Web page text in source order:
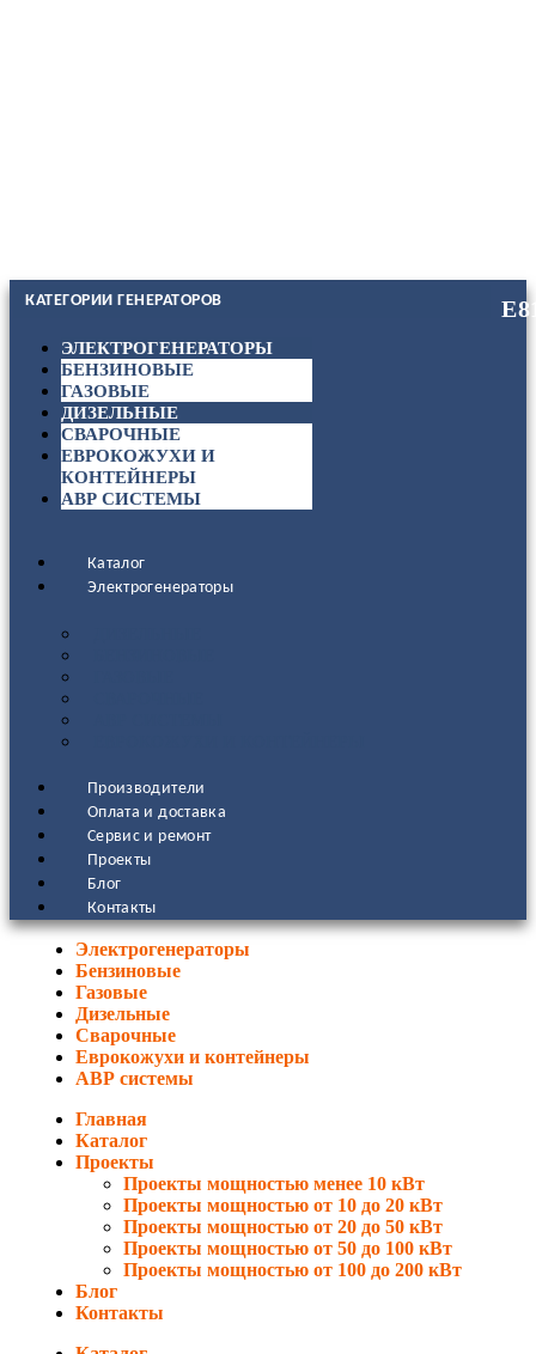
КАТЕГОРИИ ГЕНЕРАТОРОВ
ЭЛЕКТРОГЕНЕРАТОРЫ
БЕНЗИНОВЫЕ
ГАЗОВЫЕ
ДИЗЕЛЬНЫЕ
СВАРОЧНЫЕ
ЕВРОКОЖУХИ И
КОНТЕЙНЕРЫ
АВР СИСТЕМЫ
Каталог
Электрогенераторы
Производители
Оплата и доставка
Сервис и ремонт
Проекты
Блог
Контакты
Электрогенераторы
Бензиновые
Газовые
Дизельные
Сварочные
Еврокожухи и контейнеры
АВР системы
Главная
Каталог
Проекты
Проекты мощностью менее 10 кВт
Проекты мощностью от 10 до 20 кВт
Проекты мощностью от 20 до 50 кВт
Проекты мощностью от 50 до 100 кВт
Проекты мощностью от 100 до 200 кВт
Блог
Контакты